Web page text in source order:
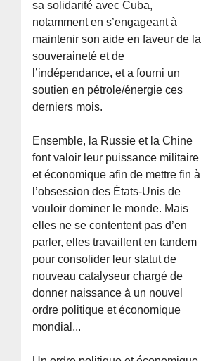
sa solidarité avec Cuba,
notamment en s’engageant à
maintenir son aide en faveur de la
souveraineté et de
l’indépendance, et a fourni un
soutien en pétrole/énergie ces
derniers mois.
Ensemble, la Russie et la Chine
font valoir leur puissance militaire
et économique afin de mettre fin à
l’obsession des États-Unis de
vouloir dominer le monde. Mais
elles ne se contentent pas d’en
parler, elles travaillent en tandem
pour consolider leur statut de
nouveau catalyseur chargé de
donner naissance à un nouvel
ordre politique et économique
mondial...